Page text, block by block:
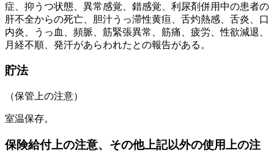
症、抑うつ状態、異常感覚、錯感覚、利尿剤併用中の患者の
肝不全からの死亡、胆汁うっ滞性黄疸、舌灼熱感、舌炎、口
内炎、うっ血、頻脈、筋緊張異常、筋痛、疲労、性欲減退、
月経不順、発汗があらわれたとの報告がある。
貯法
（保管上の注意）
室温保存。
保険給付上の注意、その他上記以外の使用上の注